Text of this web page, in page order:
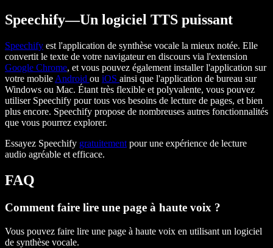
Speechify—Un logiciel TTS puissant
Speechify est l'application de synthèse vocale la mieux notée. Elle
convertit le texte de votre navigateur en discours via l'extension
Google Chrome, et vous pouvez également installer l'application sur
votre mobile Android ou iOS ainsi que l'application de bureau sur
Windows ou Mac. Étant très flexible et polyvalente, vous pouvez
utiliser Speechify pour tous vos besoins de lecture de pages, et bien
plus encore. Speechify propose de nombreuses autres fonctionnalités
que vous pourrez explorer.
Essayez Speechify gratuitement pour une expérience de lecture
audio agréable et efficace.
FAQ
Comment faire lire une page à haute voix ?
Vous pouvez faire lire une page à haute voix en utilisant un logiciel
de synthèse vocale.